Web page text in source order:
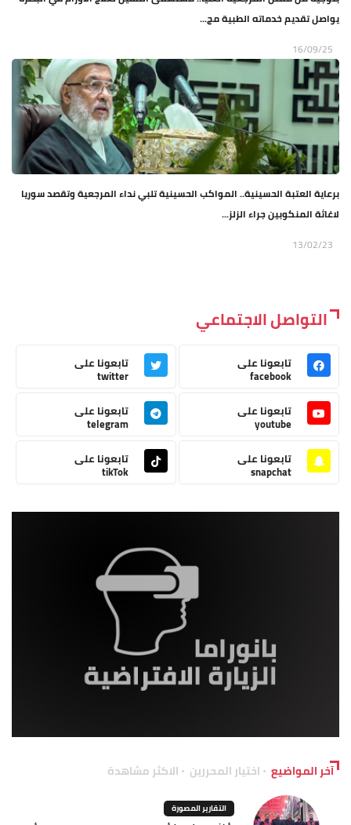
يواصل تقديم خدماته الطبية مج...
16/09/25
برعاية العتبة الحسينية.. المواكب الحسينية تلبي نداء المرجعية وتقصد سوريا
لاغاثة المنكوبين جراء الزلز...
13/02/23
التواصل الاجتماعي
تابعونا على
facebook
تابعونا على
twitter
تابعونا على
youtube
تابعونا على
telegram
تابعونا على
snapchat
تابعونا على
tikTok
آخر المواضيع اختيار المحررين الاكثر مشاهدة
التقارير المصورة